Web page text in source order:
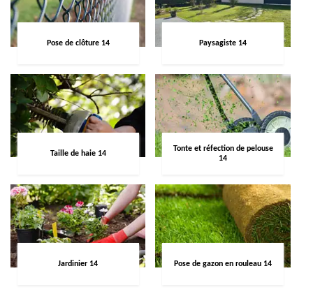
Pose de clôture 14 Paysagiste 14
Taille de haie 14
Tonte et réfection de pelouse
14
Jardinier 14 Pose de gazon en rouleau 14